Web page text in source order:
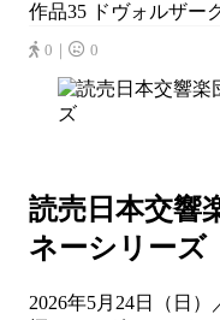
作品35 ドヴォルザー
0｜ 0
読売日本交響
ネーシリーズ
2026年5月24日（日